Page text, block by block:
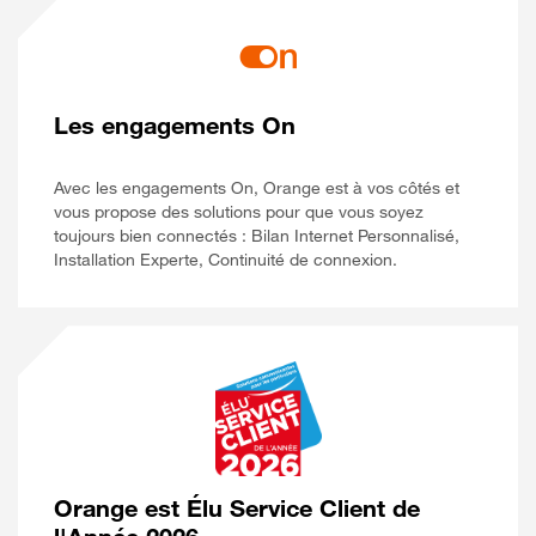
Les engagements On
Avec les engagements On, Orange est à vos côtés et
vous propose des solutions pour que vous soyez
toujours bien connectés : Bilan Internet Personnalisé,
Installation Experte, Continuité de connexion.
Orange est Élu Service Client de